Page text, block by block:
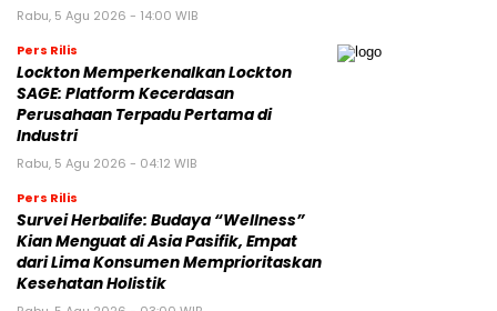
Rabu, 5 Agu 2026 - 14:00 WIB
Pers Rilis
Lockton Memperkenalkan Lockton
SAGE: Platform Kecerdasan
Perusahaan Terpadu Pertama di
Industri
Rabu, 5 Agu 2026 - 04:12 WIB
Pers Rilis
Survei Herbalife: Budaya “Wellness”
Kian Menguat di Asia Pasifik, Empat
dari Lima Konsumen Memprioritaskan
Kesehatan Holistik